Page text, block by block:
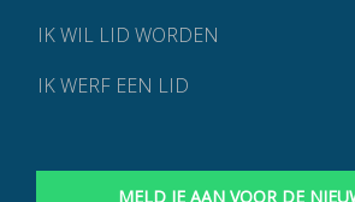
IK WIL LID WORDEN
IK WERF EEN LID
MELD JE AAN VOOR DE